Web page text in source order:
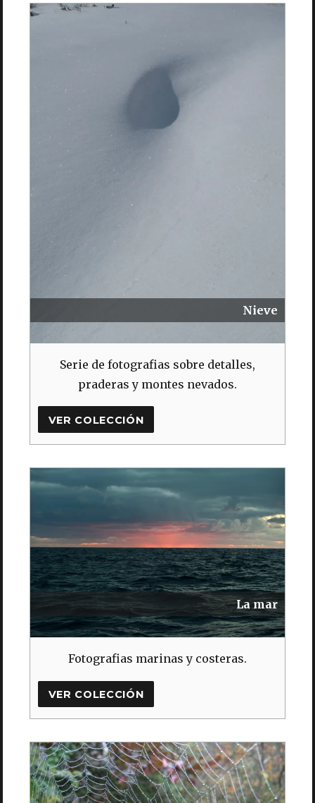
Nieve
Serie de fotografias sobre detalles,
praderas y montes nevados.
VER COLECCIÓN
La mar
Fotografias marinas y costeras.
VER COLECCIÓN